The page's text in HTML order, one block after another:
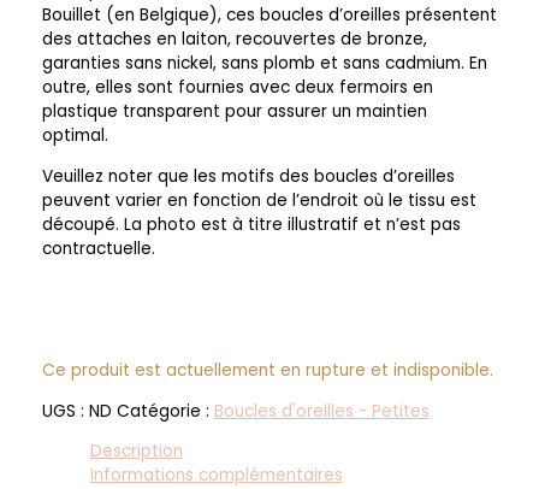
Bouillet (en Belgique), ces boucles d’oreilles présentent
des attaches en laiton, recouvertes de bronze,
garanties sans nickel, sans plomb et sans cadmium. En
outre, elles sont fournies avec deux fermoirs en
plastique transparent pour assurer un maintien
optimal.
Veuillez noter que les motifs des boucles d’oreilles
peuvent varier en fonction de l’endroit où le tissu est
découpé. La photo est à titre illustratif et n’est pas
contractuelle.
Ce produit est actuellement en rupture et indisponible.
UGS : ND Catégorie : Boucles d'oreilles - Petites
Description
Informations complémentaires